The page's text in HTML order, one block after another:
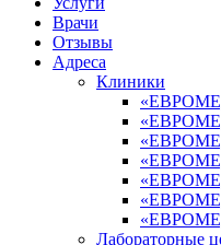
Врачи
Отзывы
Адреса
Клиники
Лабораторные